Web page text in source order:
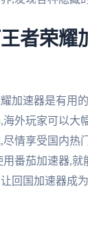
者荣耀
加速器是有用
外玩家可以大
情享受国内热
用番茄加速器,就
回国加速器成